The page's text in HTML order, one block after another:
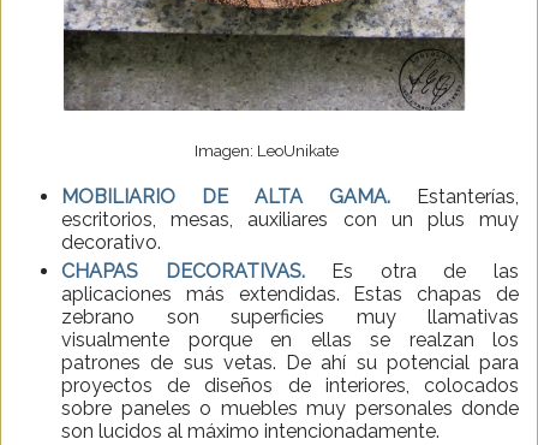
Imagen: LeoUnikate
MOBILIARIO DE ALTA GAMA. Estanterías,
escritorios, mesas, auxiliares con un plus muy
decorativo.
CHAPAS DECORATIVAS.
Es otra de las
aplicaciones más extendidas. Estas chapas de
zebrano son superficies muy llamativas
visualmente porque en ellas se realzan los
patrones de sus vetas. De ahí su potencial para
proyectos de diseños de interiores, colocados
sobre paneles o muebles muy personales donde
son lucidos al máximo intencionadamente.